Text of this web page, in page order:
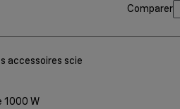
Comparer
accessoires scie
1000 W